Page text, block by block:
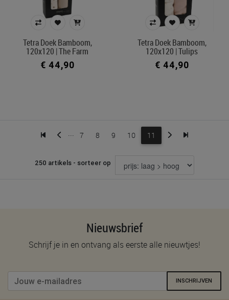
Tetra Doek Bamboom,
120x120 | The Farm
€ 44,90
Tetra Doek Bamboom,
120x120 | Tulips
€ 44,90
... 7 8 9 10 11
250 artikels - sorteer op
Nieuwsbrief
Schrijf je in en ontvang als eerste alle nieuwtjes!
INSCHRIJVEN